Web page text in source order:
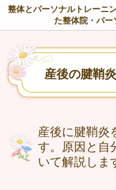
整体とパーソナルトレーニ
た整体院・パー
産後の腱鞘
産後に腱鞘炎
す。原因と自
いて解説しま